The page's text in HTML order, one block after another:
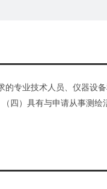
的专业技术人员、仪器设备
四）具有与申请从事测绘